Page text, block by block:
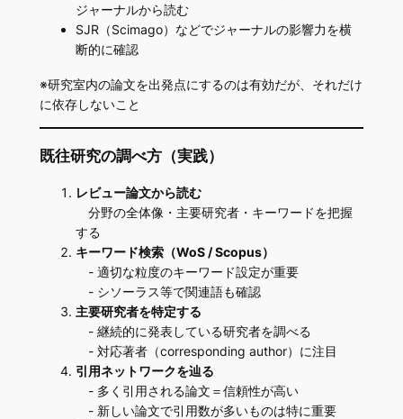
ジャーナルから読む
SJR（Scimago）などでジャーナルの影響力を横
断的に確認
※研究室内の論文を出発点にするのは有効だが、それだけ
に依存しないこと
既往研究の調べ方（実践）
レビュー論文から読む
分野の全体像・主要研究者・キーワードを把握
する
キーワード検索（WoS / Scopus）
- 適切な粒度のキーワード設定が重要
- シソーラス等で関連語も確認
主要研究者を特定する
- 継続的に発表している研究者を調べる
- 対応著者（corresponding author）に注目
引用ネットワークを辿る
- 多く引用される論文＝信頼性が高い
- 新しい論文で引用数が多いものは特に重要